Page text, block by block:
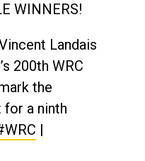
WINNERS!
Landais
200th WRC
the
a ninth
|